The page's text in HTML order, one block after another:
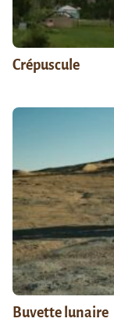
Crépuscule
Buvette lunaire